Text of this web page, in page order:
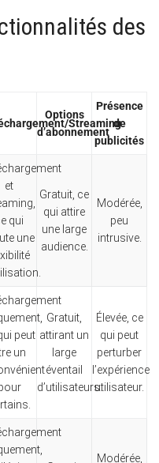
des
Streaming
Options
d’abonnement
Présence
de
publicités
et
qui
une
Gratuit, ce
qui attire
une large
audience.
Modérée,
peu
intrusive.
peut
un
Gratuit,
attirant un
large
éventail
d’utilisateurs.
Élevée, ce
qui peut
perturber
l’expérience
utilisateur.
Modérée,